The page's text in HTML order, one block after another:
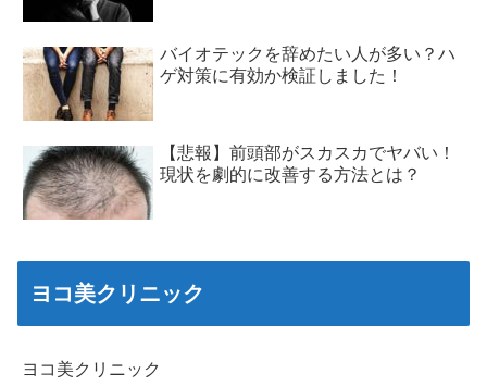
バイオテックを辞めたい人が多い？ハ
ゲ対策に有効か検証しました！
【悲報】前頭部がスカスカでヤバい！
現状を劇的に改善する方法とは？
ヨコ美クリニック
ヨコ美クリニック